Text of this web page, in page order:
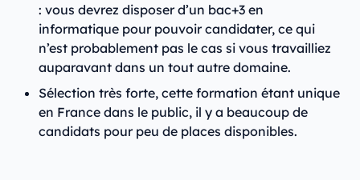
: vous devrez disposer d’un bac+3 en
informatique pour pouvoir candidater, ce qui
n’est probablement pas le cas si vous travailliez
auparavant dans un tout autre domaine.
Sélection très forte, cette formation étant unique
en France dans le public, il y a beaucoup de
candidats pour peu de places disponibles.